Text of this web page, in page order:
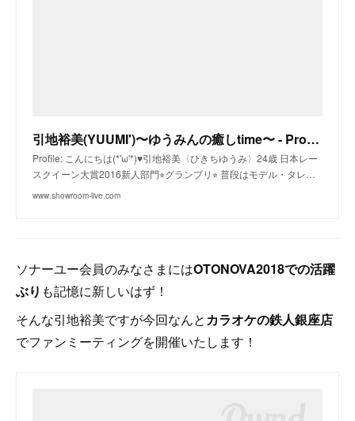
引地裕美(YUUMI')〜ゆうみんの癒しtime〜 - Profile - SHOWROOM
Profile: こんにちは(*'ω'*)♥引地裕美〈ひきちゆうみ〉24歳 日本レー
スクイーン大賞2016新人部門⭐︎グランプリ⭐︎ 普段はモデル・タレ…
www.showroom-live.com
ソナーユー会員のみなさまにはOTONOVA2018での活躍
ぶり も記憶に新しいはず！
そんな引地裕美ですが今回なんと カラオケの鉄人銀座店
でファンミーティングを開催いたします！